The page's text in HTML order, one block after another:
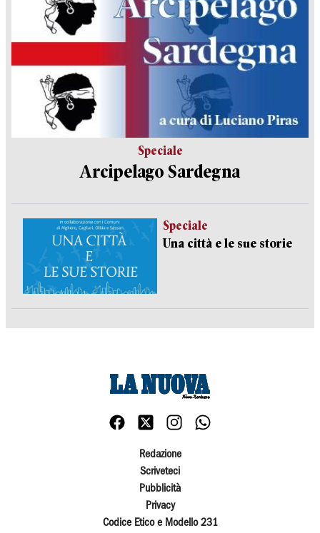
Speciale
Arcipelago Sardegna
Speciale
Una città e le sue storie
Redazione
Scriveteci
Pubblicità
Privacy
Codice Etico e Modello 231